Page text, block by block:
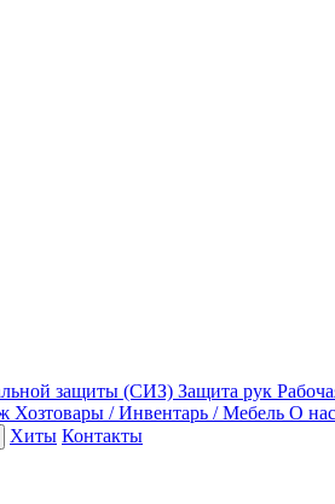
защиты (СИЗ) Защита рук
Хозтовары / Инвентарь / Мебель О нас
Хиты Контакты